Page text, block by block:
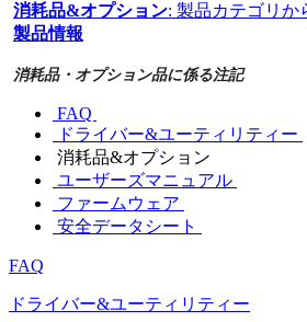
消耗品&オプション: 製品カテゴリか
製品情報
消耗品・オプション品に係る注記
FAQ
ドライバー&ユーティリティー
消耗品&オプション
ユーザーズマニュアル
ファームウェア
安全データシート
FAQ
ドライバー&ユーティリティー